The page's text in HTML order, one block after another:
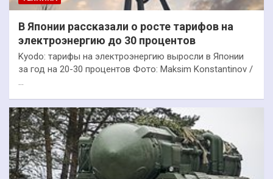
В Японии рассказали о росте тарифов на
электроэнергию до 30 процентов
Kyodo: тарифы на электроэнергию выросли в Японии
за год на 20-30 процентов Фото: Maksim Konstantinov /
…